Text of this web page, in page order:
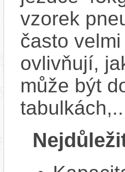
vzorek
často
ovlivňují,
může být